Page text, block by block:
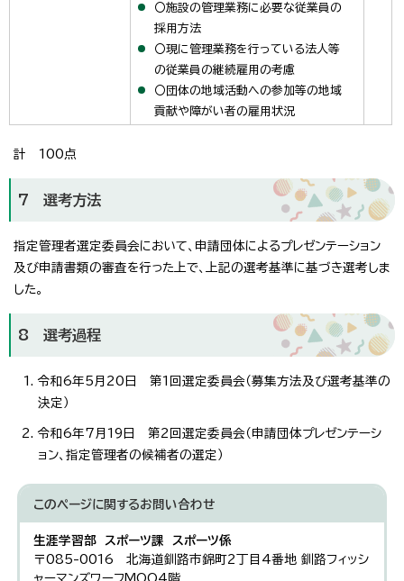
〇施設の管理業務に必要な従業員の
採用方法
〇現に管理業務を行っている法人等
の従業員の継続雇用の考慮
〇団体の地域活動への参加等の地域
貢献や障がい者の雇用状況
計 100点
7 選考方法
指定管理者選定委員会において、申請団体によるプレゼンテーション
及び申請書類の審査を行った上で、上記の選考基準に基づき選考しま
した。
8 選考過程
令和6年5月20日 第1回選定委員会（募集方法及び選考基準の
決定）
令和6年7月19日 第2回選定委員会（申請団体プレゼンテーシ
ョン、指定管理者の候補者の選定）
このページに関するお問い合わせ
生涯学習部 スポーツ課 スポーツ係
〒085-0016 北海道釧路市錦町2丁目4番地 釧路フィッシ
ャーマンズワーフMOO4階